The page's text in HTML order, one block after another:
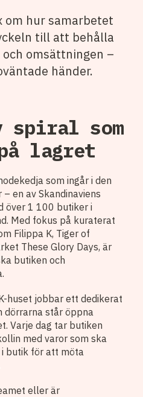
om hur samarbetet
till att behålla
omsättningen –
händer.
spiral som
lagret
som ingår i den
en av Skandinaviens
över 1 100 butiker i
Med fokus på kuraterat
Filippa K, Tiger of
These Glory Days, är
butiken och
huset jobbar ett dedikerat
dörrarna står öppna
Varje dag tar butiken
med varor som ska
butik för att möta
eller är